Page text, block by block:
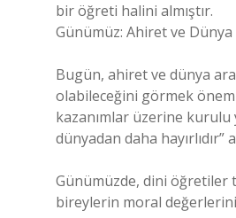
bir öğreti halini almıştır.
Günümüz: Ahiret ve Dünya
Bugün, ahiret ve dünya
olabileceğini görmek
kazanımlar üzerine kurulu
dünyadan daha
Günümüzde, dini öğretiler
bireylerin moral